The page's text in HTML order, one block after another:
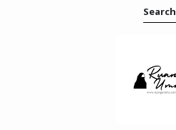
Search